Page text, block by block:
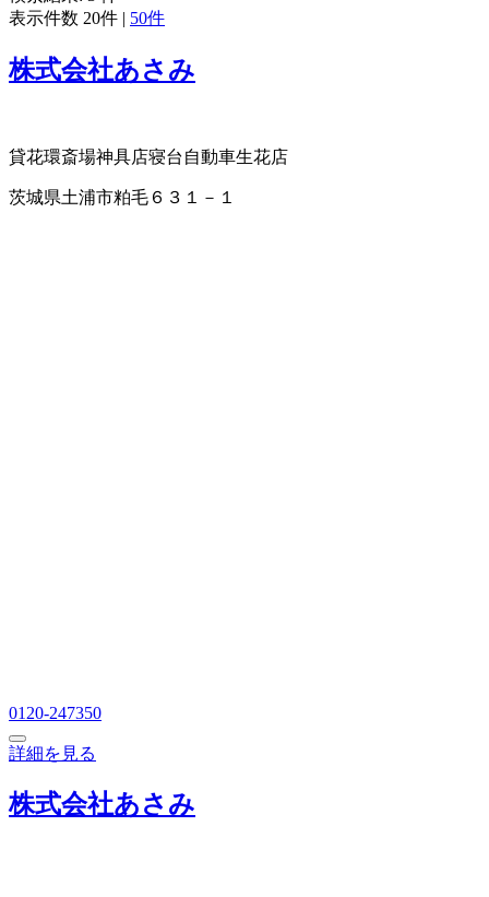
表示件数 20件 | 50件
株式会社あさみ
貸花環斎場神具店寝台自動車生花店
茨城県土浦市粕毛６３１－１
0120-247350
詳細を見る
株式会社あさみ